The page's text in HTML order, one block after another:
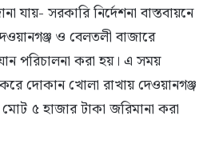
যায়- সরকারি নির্দেশনা বাস্তবায়নে
ও বেলতলী বাজারে
পরিচালনা করা হয়। এ সময়
করে দোকান খোলা রাখায় দেওয়ানগঞ্জ
৫ হাজার টাকা জরিমানা করা